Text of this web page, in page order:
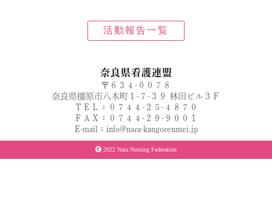
活動報告一覧
奈良県看護連盟
〒６３４-００７８
奈良県橿原市八木町１-７-３９ 林田ビル３Ｆ
ＴＥＬ：０７４４-２５-４８７０
ＦＡＸ：０７４４-２９-９００１
E-mail：info@nara-kangorenmei.jp
2022 Nara Nursing Federation